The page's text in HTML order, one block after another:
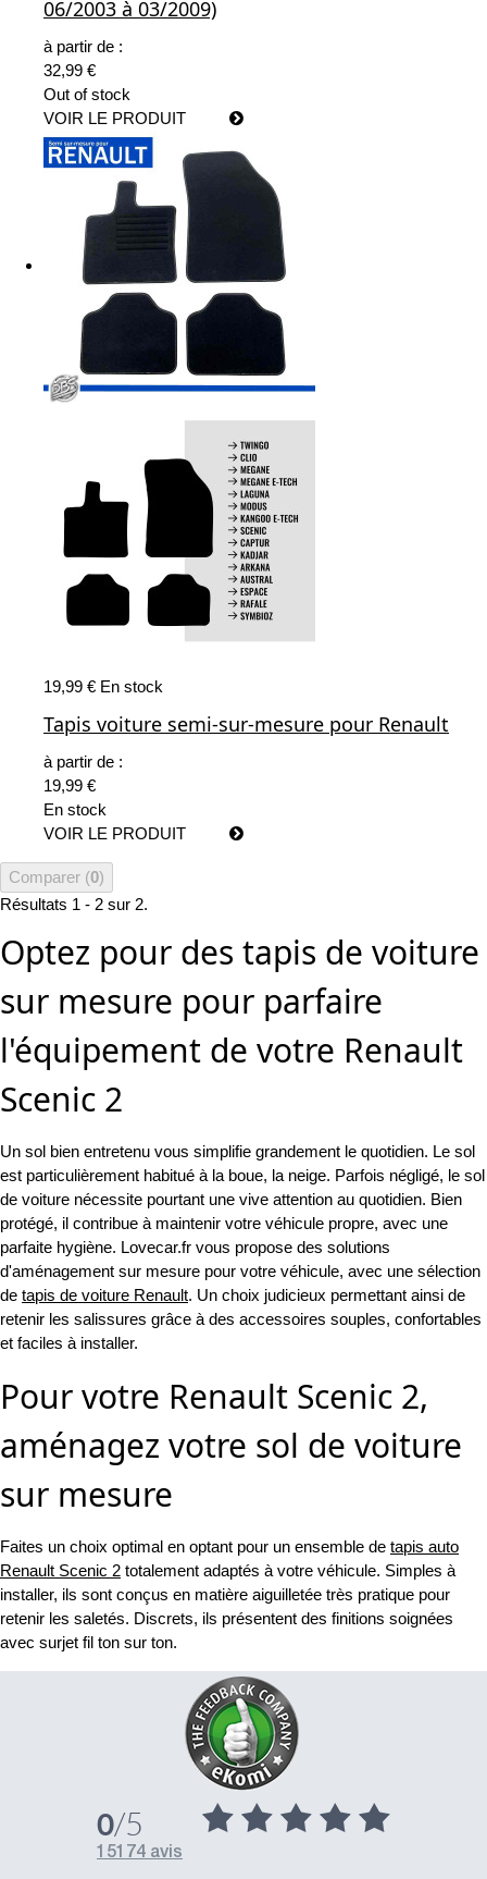
06/2003 à 03/2009)
à partir de :
32,99 €
Out of stock
VOIR LE PRODUIT
19,99 € En stock
Tapis voiture semi-sur-mesure pour Renault
à partir de :
19,99 €
En stock
VOIR LE PRODUIT
Comparer (0)
Résultats 1 - 2 sur 2.
Optez pour des tapis de voiture
sur mesure pour parfaire
l'équipement de votre Renault
Scenic 2
Un sol bien entretenu vous simplifie grandement le quotidien. Le sol
est particulièrement habitué à la boue, la neige. Parfois négligé, le sol
de voiture nécessite pourtant une vive attention au quotidien. Bien
protégé, il contribue à maintenir votre véhicule propre, avec une
parfaite hygiène. Lovecar.fr vous propose des solutions
d'aménagement sur mesure pour votre véhicule, avec une sélection
de tapis de voiture Renault. Un choix judicieux permettant ainsi de
retenir les salissures grâce à des accessoires souples, confortables
et faciles à installer.
Pour votre Renault Scenic 2,
aménagez votre sol de voiture
sur mesure
Faites un choix optimal en optant pour un ensemble de tapis auto
Renault Scenic 2 totalement adaptés à votre véhicule. Simples à
installer, ils sont conçus en matière aiguilletée très pratique pour
retenir les saletés. Discrets, ils présentent des finitions soignées
avec surjet fil ton sur ton.
0/5
15174 avis